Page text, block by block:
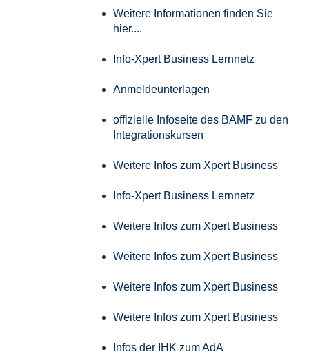
Weitere Informationen finden Sie
hier....
Info-Xpert Business Lernnetz
Anmeldeunterlagen
offizielle Infoseite des BAMF zu den
Integrationskursen
Weitere Infos zum Xpert Business
Info-Xpert Business Lernnetz
Weitere Infos zum Xpert Business
Weitere Infos zum Xpert Business
Weitere Infos zum Xpert Business
Weitere Infos zum Xpert Business
Infos der IHK zum AdA